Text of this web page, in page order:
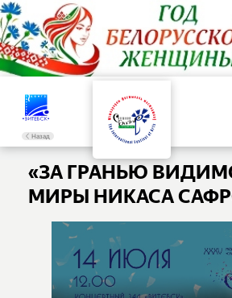
Назад
«ЗА ГРАНЬЮ
МИРЫ НИКАСА